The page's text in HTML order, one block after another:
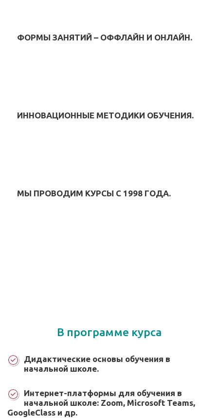
ФОРМЫ ЗАНЯТИЙ – ОФФЛАЙН И ОНЛАЙН.
ИННОВАЦИОННЫЕ МЕТОДИКИ ОБУЧЕНИЯ.
МЫ ПРОВОДИМ КУРСЫ С 1998 ГОДА.
В программе курса
Дидактические основы обучения в
начальной школе.
Интернет-платформы для обучения в
начальной школе: Zoom, Microsoft Teams,
GoogleClass и др.